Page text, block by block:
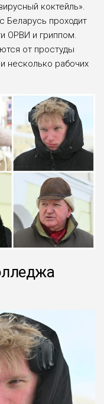
коктейль».
Беларусь проходит
ОРВИ и гриппом.
от простуды
несколько рабочих